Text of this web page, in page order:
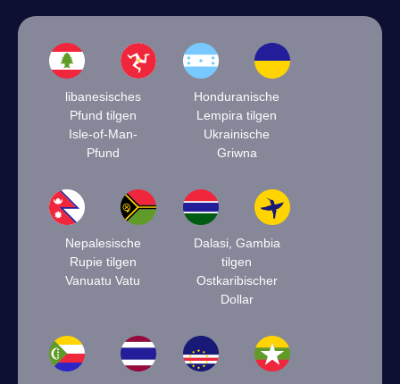
libanesisches
Pfund tilgen
Isle-of-Man-
Pfund
Honduranische
Lempira tilgen
Ukrainische
Griwna
Nepalesische
Rupie tilgen
Vanuatu Vatu
Dalasi, Gambia
tilgen
Ostkaribischer
Dollar